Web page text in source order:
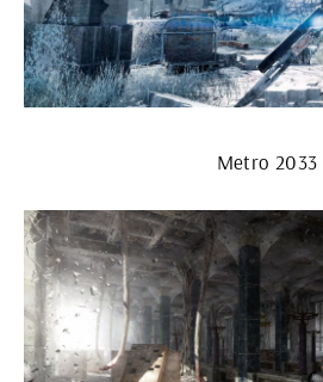
Metro 2033